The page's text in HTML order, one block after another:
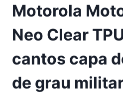
Motorola
Neo Clear
cantos capa
de grau